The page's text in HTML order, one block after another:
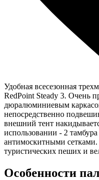
Удобная всесезонная
RedPoint Steady 3. Очень
дюралюминиевым
непосредственно
внешний тент
использовании - 2
антимоскитными
туристических пеших и
Особенности